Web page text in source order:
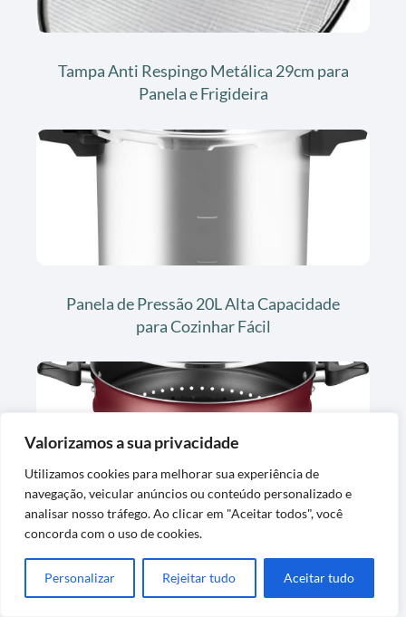
Valorizamos a sua privacidade
Utilizamos cookies para melhorar sua experiência de
navegação, veicular anúncios ou conteúdo personalizado e
analisar nosso tráfego. Ao clicar em "Aceitar todos", você
concorda com o uso de cookies.
Personalizar Rejeitar tudo Aceitar tudo
Tampa Anti Respingo Metálica 29cm para
Panela e Frigideira
Panela de Pressão 20L Alta Capacidade
para Cozinhar Fácil
Panela de Cozimento a Vapor 5L
Antiaderente Cereja